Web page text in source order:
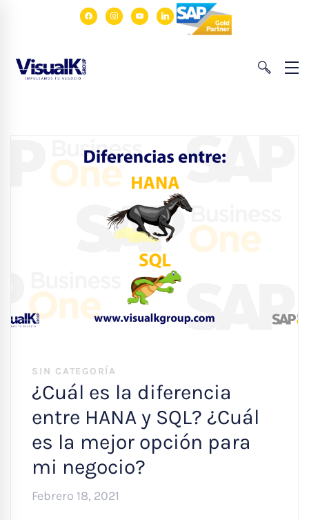
facebookinstagram
youtubelinkedin
SIN CATEGORÍA
¿Cuál es la diferencia
entre HANA y SQL? ¿Cuál
es la mejor opción para
mi negocio?
Febrero 18, 2021